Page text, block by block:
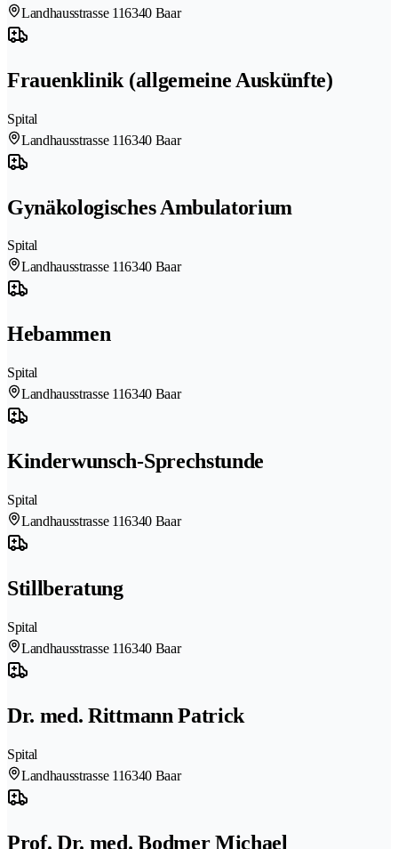
Landhausstrasse 116340 Baar
Frauenklinik (allgemeine Auskünfte)
Spital
Landhausstrasse 116340 Baar
Gynäkologisches Ambulatorium
Spital
Landhausstrasse 116340 Baar
Hebammen
Spital
Landhausstrasse 116340 Baar
Kinderwunsch-Sprechstunde
Spital
Landhausstrasse 116340 Baar
Stillberatung
Spital
Landhausstrasse 116340 Baar
Dr. med. Rittmann Patrick
Spital
Landhausstrasse 116340 Baar
Prof. Dr. med. Bodmer Michael